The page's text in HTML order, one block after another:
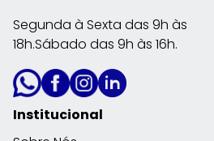
Segunda à Sexta das 9h às
18h.Sábado das 9h às 16h.
Institucional